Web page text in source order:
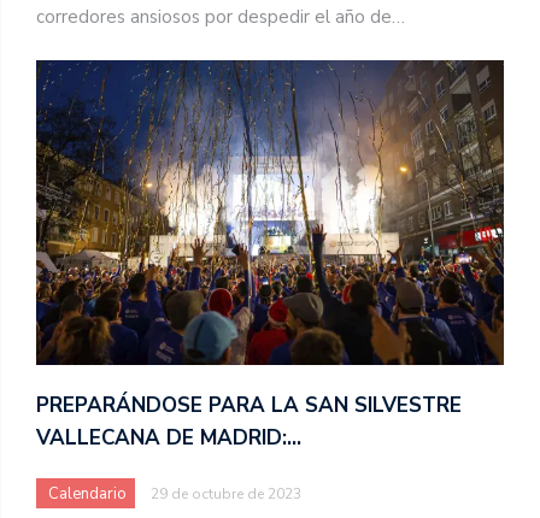
corredores ansiosos por despedir el año de…
PREPARÁNDOSE PARA LA SAN SILVESTRE
VALLECANA DE MADRID:…
Calendario 29 de octubre de 2023